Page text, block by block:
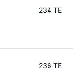
234 TE
236 TE